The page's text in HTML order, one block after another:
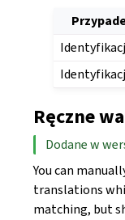
Ręczne
Dodane w
You can
translations
matching, but